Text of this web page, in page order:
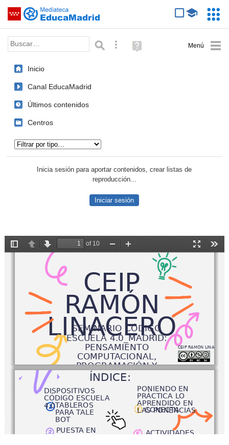
Saltar navegación
Palabra o frase: Búsqueda avanzada
Ayuda
(en
Inicio
Canal EducaMadrid
Últimos contenidos
Centros
Inicia sesión para aportar contenidos, crear listas de
reproducción...
Iniciar sesión